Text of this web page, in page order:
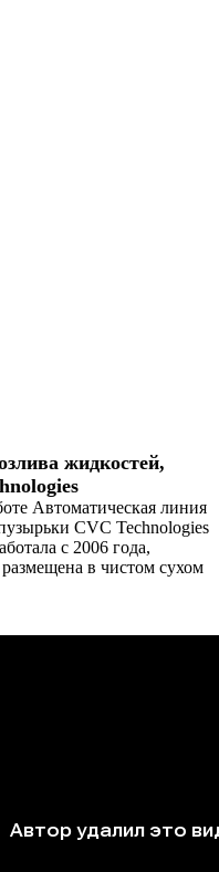
жидкостей,
Автоматическая линия
CVC Technologies
с 2006 года,
в чистом сухом